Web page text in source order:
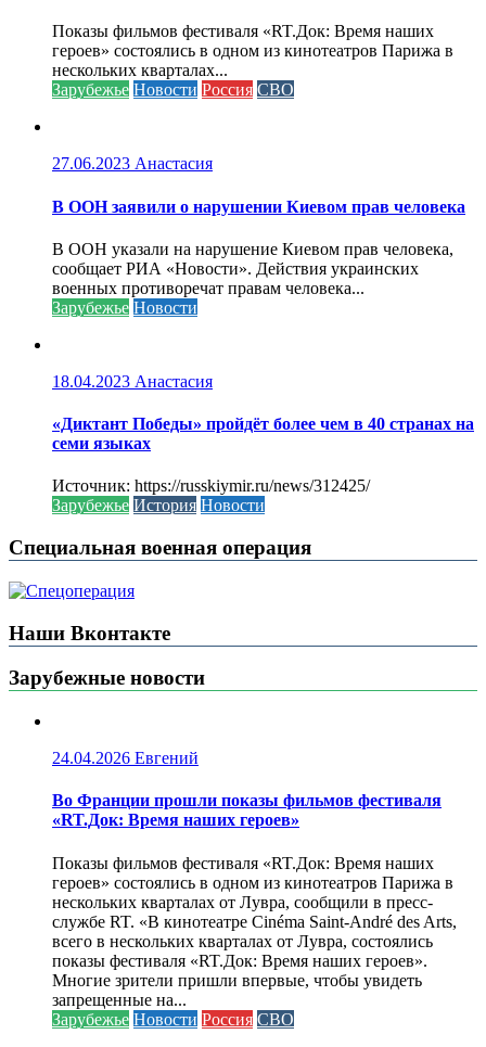
Показы фильмов фестиваля «RT.Док: Время наших
героев» состоялись в одном из кинотеатров Парижа в
нескольких кварталах...
Зарубежье Новости Россия СВО
27.06.2023 Анастасия
В ООН заявили о нарушении Киевом прав человека
В ООН указали на нарушение Киевом прав человека,
сообщает РИА «Новости». Действия украинских
военных противоречат правам человека...
Зарубежье Новости
18.04.2023 Анастасия
«Диктант Победы» пройдёт более чем в 40 странах на
семи языках
Источник: https://russkiymir.ru/news/312425/
Зарубежье История Новости
Специальная военная операция
Наши Вконтакте
Зарубежные новости
24.04.2026 Евгений
Во Франции прошли показы фильмов фестиваля
«RT.Док: Время наших героев»
Показы фильмов фестиваля «RT.Док: Время наших
героев» состоялись в одном из кинотеатров Парижа в
нескольких кварталах от Лувра, сообщили в пресс-
службе RT. «В кинотеатре Cinéma Saint-André des Arts,
всего в нескольких кварталах от Лувра, состоялись
показы фестиваля «RT.Док: Время наших героев».
Многие зрители пришли впервые, чтобы увидеть
запрещенные на...
Зарубежье Новости Россия СВО